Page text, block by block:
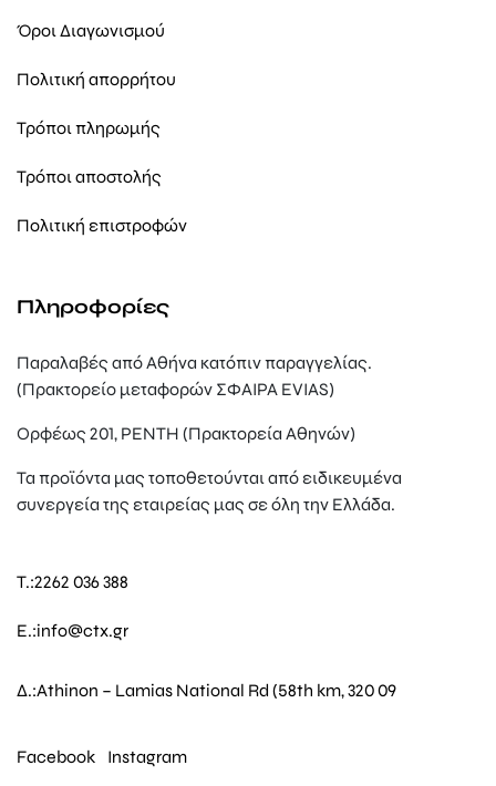
Όροι Διαγωνισμού
Πολιτική απορρήτου
Τρόποι πληρωμής
Τρόποι αποστολής
Πολιτική επιστροφών
Πληροφορίες
Παραλαβές από Αθήνα κατόπιν παραγγελίας.
(Πρακτορείο μεταφορών ΣΦΑΙΡΑ EVIAS)
Ορφέως 201, ΡΕΝΤΗ (Πρακτορεία Αθηνών)
Τα προϊόντα μας τοποθετούνται από ειδικευμένα
συνεργεία της εταιρείας μας σε όλη την Ελλάδα.
T.:2262 036 388
E.:info@ctx.gr
Δ.:Athinon – Lamias National Rd (58th km, 320 09
Facebook Instagram